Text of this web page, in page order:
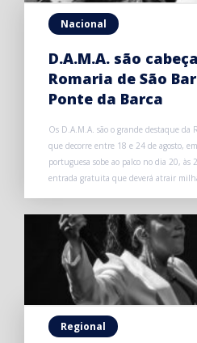
Nacional
D.A.M.A. são
Romaria de São
Ponte da Barca
Os D.A.M.A. são o grande destaque da
que decorre entre 18 e 24 de agosto,
portuguesa sobe ao palco no dia 20,
entrada gratuita que deverá atrair
Regional